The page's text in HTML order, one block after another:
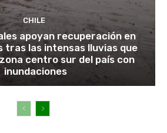
CHILE
apoyan recuperación en
tras las intensas lluvias que
centro sur del país con
inundaciones